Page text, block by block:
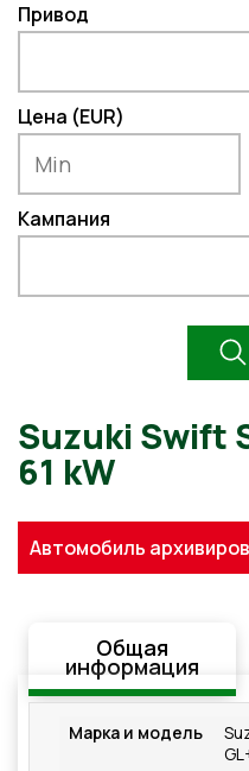
Привод
Цена (EUR)
Кампания
Suzuki
Автомобиль
Общая
информация
Стандартная
комплектация
Марка и модель